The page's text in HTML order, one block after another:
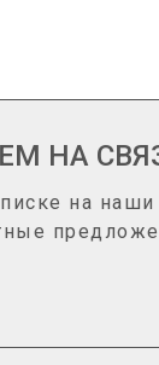
материала,
Федора с полями
НА
на наши